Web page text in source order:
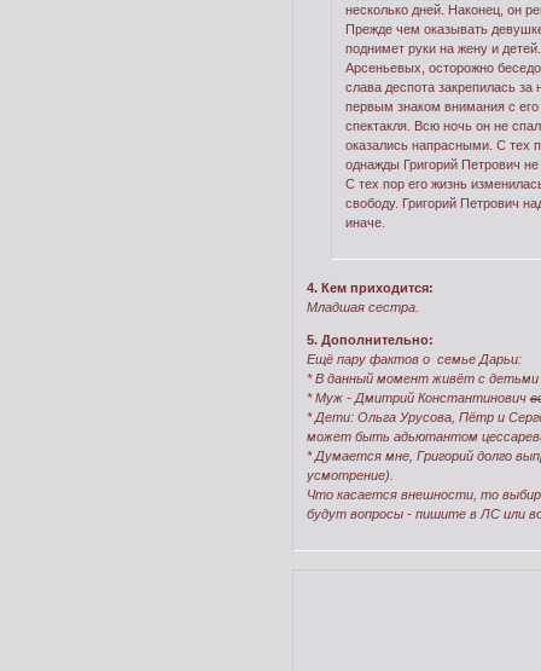
несколько дней. Наконец, он
Прежде чем оказывать
поднимет руки на жену и
Арсеньевых, осторожно
слава деспота закрепилась
первым знаком внимания с
спектакля. Всю ночь он не
оказались напрасными. С тех
однажды Григорий Петрович не
С тех пор его жизнь
свободу. Григорий Петрович
иначе.
4. Кем приходится:
Младшая сестра.
5. Дополнительно:
Ещё пару фактов о семье Дарьи:
* В данный момент живёт с детьми
* Муж - Дмитрий Константинович
* Дети: Ольга Урусова, Пётр и
может быть адьютантом
* Думается мне, Григорий долго
усмотрение).
Что касается внешности, то
будут вопросы - пишите в ЛС или